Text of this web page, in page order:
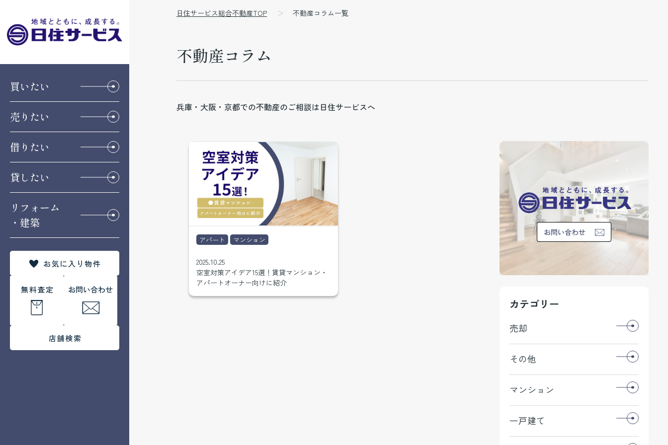
買いたい
売りたい
借りたい
貸したい
リフォーム
・建築
日住サービス総合不動産TOP 不動産コラム一覧
不動産コラム
兵庫・大阪・京都での不動産のご相談は日住サービスへ
アパート マンション
2025.10.25
空室対策アイデア15選！賃貸マンション・
アパートオーナー向けに紹介
カテゴリー
売却
その他
マンション
一戸建て